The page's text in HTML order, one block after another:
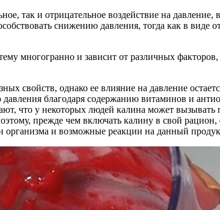
так и отрицательное воздействие на
снижению давления, тогда как в виде
многогранно и зависит от различных
свойств, однако ее влияние на давление
благодаря содержанию витаминов и
что у некоторых людей калина может
прежде чем включать калину в свой рацион,
и возможные реакции на данный